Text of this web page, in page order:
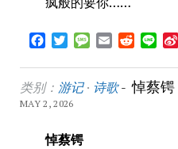
Facebook
TwitterMessageEmailRedditLine
类别： 游记· 诗歌-悼蔡锷
MAY 2, 2026
悼蔡锷